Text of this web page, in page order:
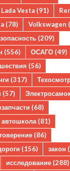
Lada Vesta (91)
(78) Volkswagen
(209)
(556) ОСАГО (49)
(56)
(317)
(57)
(68)
автошкола (81)
(86)
(156) закон
исследование (288)